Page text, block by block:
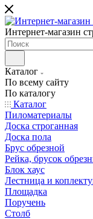
Интернет-магазин
Каталог
По всему сайту
По каталогу
Каталог
Пиломатериалы
Доска строганная
Доска пола
Брус обрезной
Рейка, брусок
Блок хаус
Лестница и
Площадка
Поручень
Столб